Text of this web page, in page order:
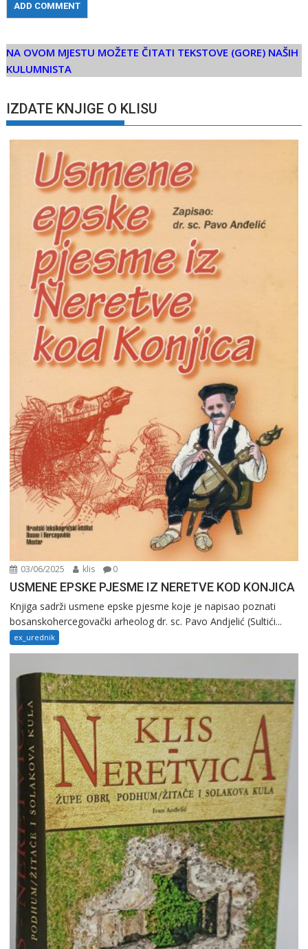
NA OVOM MJESTU MOŽETE ČITATI TEKSTOVE (GORE) NAŠIH
KULUMNISTA
IZDATE KNJIGE O KLISU
03/06/2025 klis 0
USMENE EPSKE PJESME IZ NERETVE KOD KONJICA
Knjiga sadrži usmene epske pjesme koje je napisao poznati
bosanskohercegovački arheolog dr. sc. Pavo Andjelić (Sultići...
ex_urednik